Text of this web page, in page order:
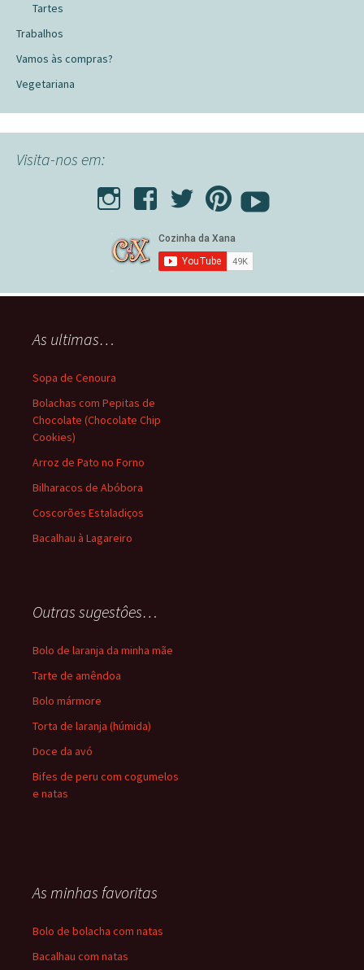
Tartes
Trabalhos
Vamos às compras?
Vegetariana
Visita-nos em:
As ultimas…
Sopa de Cenoura
Bolachas com Pepitas de
Chocolate (Chocolate Chip
Cookies)
Arroz de Pato no Forno
Bilharacos de Abóbora
Coscorões Estaladiços
Bacalhau à Lagareiro
Outras sugestôes…
Bolo de laranja da minha mãe
Tarte de amêndoa
Bolo mármore
Torta de laranja (húmida)
Doce da avó
Bifes de peru com cogumelos
e natas
As minhas favoritas
Bolo de bolacha com natas
Bacalhau com natas